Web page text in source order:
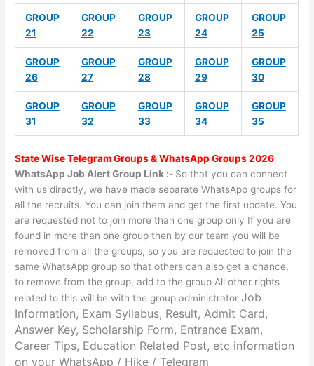
GROUP
21
GROUP
22
GROUP
23
GROUP
24
GROUP
25
GROUP
26
GROUP
27
GROUP
28
GROUP
29
GROUP
30
GROUP
31
GROUP
32
GROUP
33
GROUP
34
GROUP
35
State WiseTelegram Groups& WhatsApp Groups 2026
WhatsApp Job Alert Group Link :- So that you can connect
with us directly, we have made separate WhatsApp groups for
all the recruits. You can join them and get the first update. You
are requested not to join more than one group only If you are
found in more than one group then by our team you will be
removed from all the groups, so you are requested to join the
same WhatsApp group so that others can also get a chance,
to remove from the group, add to the group All other rights
related to this will be with the group administratorJob
Information, Exam Syllabus, Result, Admit Card,
Answer Key, Scholarship Form, Entrance Exam,
Career Tips, Education Related Post, etc information
on your WhatsApp / Hike / Telegram